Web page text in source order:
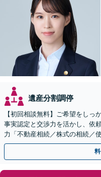
遺産分割調停
【初回相談無料】ご希望をしっ
事実認定と交渉力を活かし、依
力「不動産相続／株式の相続／
／相続放棄／生前贈与／事業承